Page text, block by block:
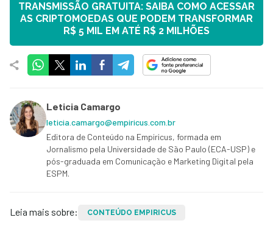
TRANSMISSÃO GRATUITA: SAIBA COMO ACESSAR
AS CRIPTOMOEDAS QUE PODEM TRANSFORMAR
R$ 5 MIL EM ATÉ R$ 2 MILHÕES
Leticia Camargo
leticia.camargo@empiricus.com.br
Editora de Conteúdo na Empiricus, formada em
Jornalismo pela Universidade de São Paulo (ECA-USP) e
pós-graduada em Comunicação e Marketing Digital pela
ESPM.
Leia mais sobre: CONTEÚDO EMPIRICUS